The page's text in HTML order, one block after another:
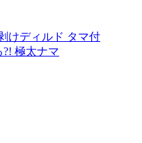
けディルド タマ付
極太ナマ